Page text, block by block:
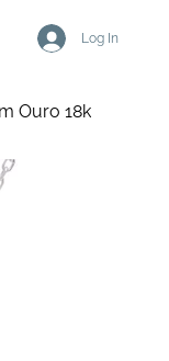
Log In
Ouro 18k